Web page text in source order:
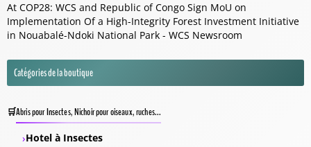
At COP28: WCS and Republic of Congo Sign MoU on
Implementation Of a High-Integrity Forest Investment Initiative
in Nouabalé-Ndoki National Park - WCS Newsroom
Catégories de la boutique
Abris pour Insectes, Nichoir pour oiseaux, ruches...
Hotel à Insectes